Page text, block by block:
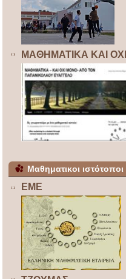
ΜΑΘΗΜΑΤΙΚΑ ΚΑΙ
Μαθηματικοι ιστότοποι
ΕΜΕ